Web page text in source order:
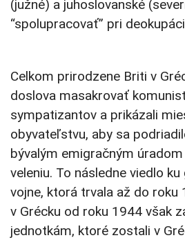
(južné) a juhoslovanské
“spolupracovať” pri
Celkom prirodzene Briti v
doslova masakrovať
sympatizantov a prikázali
obyvateľstvu, aby sa
bývalým emigračným
veleniu. To následne viedlo
vojne, ktorá trvala až do roku
v Grécku od roku 1944 však
jednotkám, ktoré zostali v